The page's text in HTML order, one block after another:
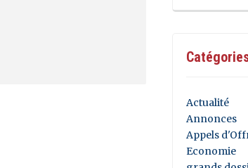
Actualité
Annonces
Appels
Economie